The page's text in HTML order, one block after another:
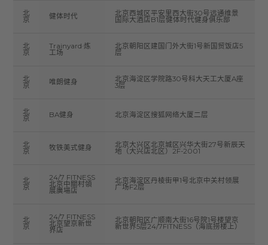
北
京 健体时代 北京西城区平安里西大街30号远通维景
国际大酒店B1层健体时代健身俱乐部
北
京
Trainyard·炼
工场
北京朝阳区建国门外大街1号新国贸饭店5
层
北
京 唯朗健身 北京海淀区学院路30号科大天工大厦A座
3层
北
京 BA健身 北京海淀区搜狐网络大厦二层
北
京 牧铁美式健身 北京大兴区北京城区兴华大街27号新辰天
地（大兴店北区）2F-2001
北
京
24/7 FITNESS
北京中關村領
展廣場店
北京海淀区丹棱街甲1号北京中关村领展
广场F2层
北
京
24/7 FITNESS
北京望京新世
界店
北京朝阳区广顺南大街16号院1号楼望京
新世界5层24/7FITNESS（海底捞楼上）